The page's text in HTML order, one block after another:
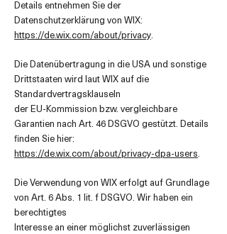
Details entnehmen Sie der
Datenschutzerklärung von WIX:
https://de.wix.com/about/privacy.
Die Datenübertragung in die USA und sonstige
Drittstaaten wird laut WIX auf die
Standardvertragsklauseln
der EU-Kommission bzw. vergleichbare
Garantien nach Art. 46 DSGVO gestützt. Details
finden Sie hier:
https://de.wix.com/about/privacy-dpa-users.
Die Verwendung von WIX erfolgt auf Grundlage
von Art. 6 Abs. 1 lit. f DSGVO. Wir haben ein
berechtigtes
Interesse an einer möglichst zuverlässigen